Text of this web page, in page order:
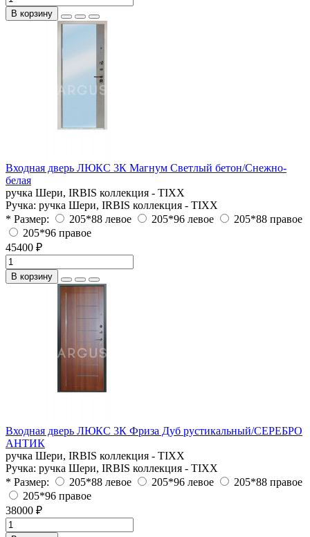
В корзину
Входная дверь ЛЮКС 3К Магнум Светлый бетон/Снежно-
белая
ручка Шери, IRBIS коллекция - TIXX
Ручка: ручка Шери, IRBIS коллекция - TIXX
* Размер:
205*88 левое 205*96 левое
205*88 правое
205*96 правое
45400 ₽
В корзину
Входная дверь ЛЮКС 3К Фриза Дуб рустикальный/СЕРЕБРО
АНТИК
ручка Шери, IRBIS коллекция - TIXX
Ручка: ручка Шери, IRBIS коллекция - TIXX
* Размер:
205*88 левое 205*96 левое
205*88 правое
205*96 правое
38000 ₽